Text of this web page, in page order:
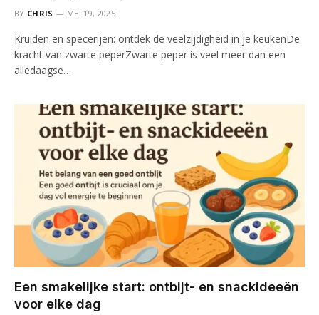
BY CHRIS MEI 19, 2025
Kruiden en specerijen: ontdek de veelzijdigheid in je keukenDe
kracht van zwarte peperZwarte peper is veel meer dan een
alledaagse…
Een smakelijke start: ontbijt- en snackideeën
voor elke dag